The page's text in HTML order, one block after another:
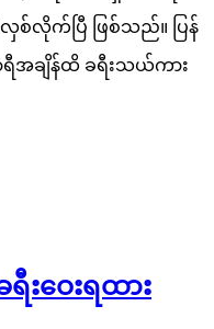
စ်လိုက်ပြီ ဖြစ်သည်။ ပြန်
အချိန်ထိ ခရီးသယ်ကား
းဝေးရထား